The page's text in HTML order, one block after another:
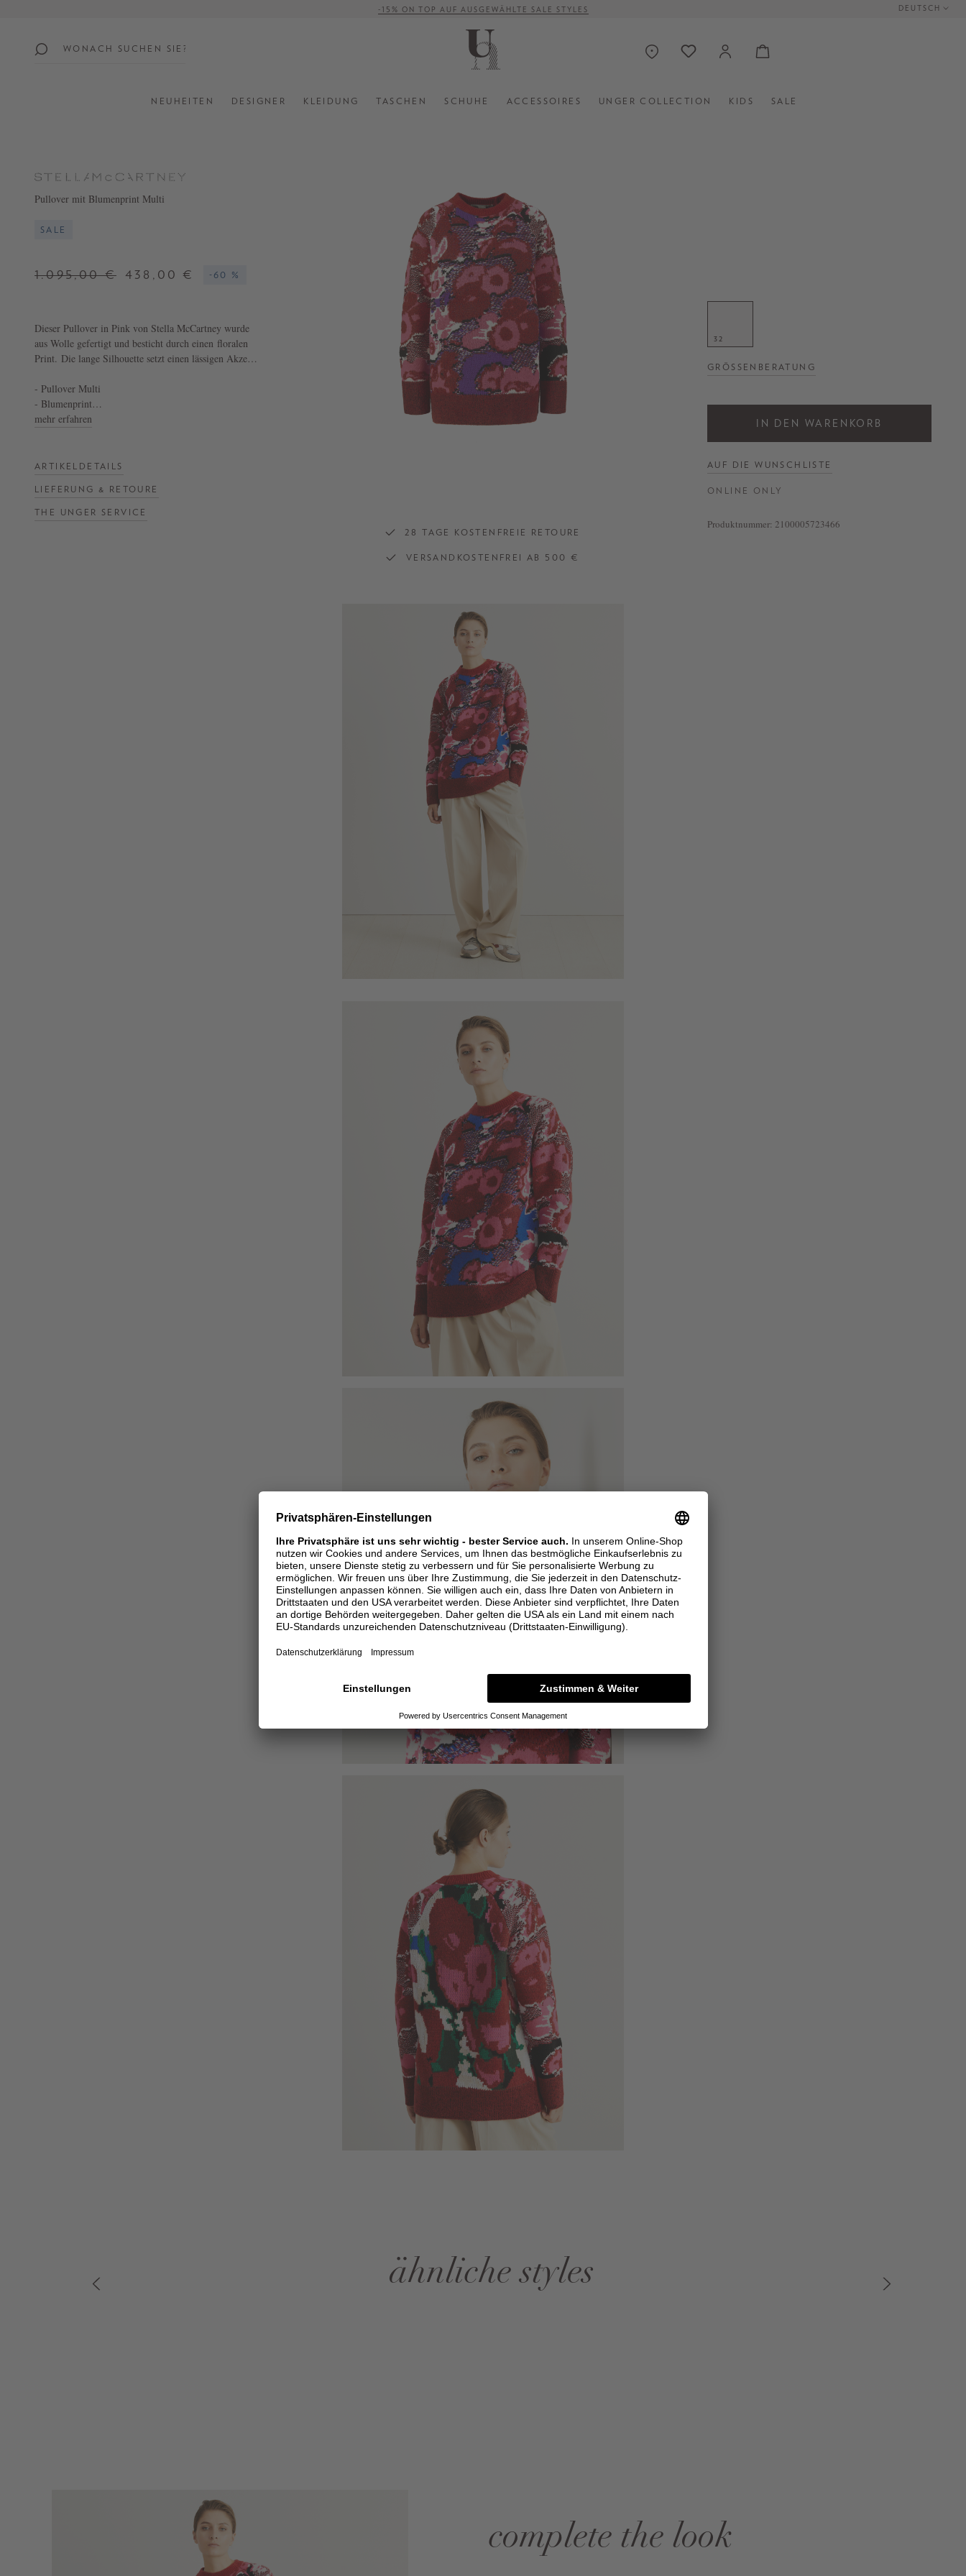
-15% ON TOP AUF AUSGEWÄHLTE SALE STYLES DEUTSCH
TO
60%
NEW
NOW
UNGER
COLLECTION
F/W
NEUHEITEN DESIGNER KLEIDUNG TASCHEN SCHUHE ACCESSOIRES UNGER COLLECTION KIDS SALE
Pullover mit Blumenprint Multi
SALE
1.095,00 € 438,00 € -60 %
Dieser Pullover in Pink von Stella McCartney wurde
aus Wolle gefertigt und besticht durch einen floralen
Print. Die lange Silhouette setzt einen lässigen Akzent
- Pullover Multi
- Blumenprint
- Weite Silhouette
mehr erfahren
ARTIKELDETAILS
LIEFERUNG & RETOURE
THE UNGER SERVICE
28 TAGE KOSTENFREIE RETOURE
VERSANDKOSTENFREI AB 500 €
32
GRÖSSENBERATUNG
IN DEN WARENKORB
AUF DIE WUNSCHLISTE
ONLINE ONLY
Produktnummer: 2100005723466
ähnliche styles
complete the look